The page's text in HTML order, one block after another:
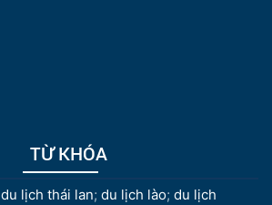
TỪ KHÓA
du lịch thái lan; du lịch lào; du lịch